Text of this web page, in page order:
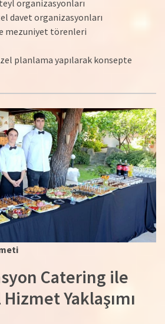
organizasyonları
davet organizasyonları
mezuniyet törenleri
planlama yapılarak konsepte
Catering ile
Yaklaşımı